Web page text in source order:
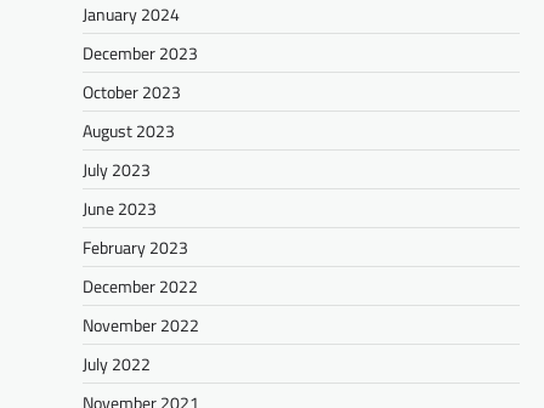
January 2024
December 2023
October 2023
August 2023
July 2023
June 2023
February 2023
December 2022
November 2022
July 2022
November 2021